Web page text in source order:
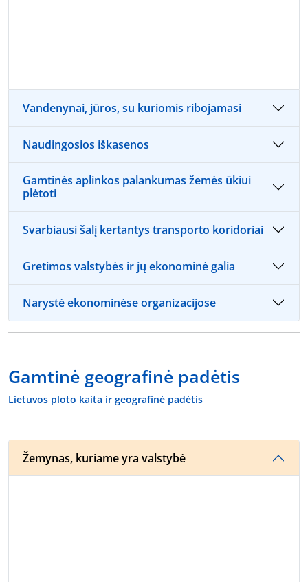
Vandenynai, jūros, su kuriomis ribojamasi
Naudingosios iškasenos
Gamtinės aplinkos palankumas žemės ūkiui
plėtoti
Svarbiausi šalį kertantys transporto koridoriai
Gretimos valstybės ir jų ekonominė galia
Narystė ekonominėse organizacijose
Gamtinė geografinė padėtis
Lietuvos ploto kaita ir geografinė padėtis
Žemynas, kuriame yra valstybė